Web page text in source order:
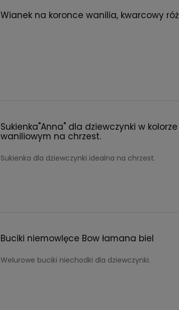
Wianek na koronce wanilia, kwarcowy
Sukienka"Anna" dla dziewczynki w kolorze
waniliowym na chrzest.
Sukienka dla dziewczynki idealna na chrzest.
Buciki niemowlęce Bow łamana biel
Welurowe buciki niechodki dla dziewczynki.